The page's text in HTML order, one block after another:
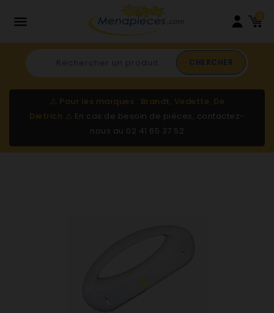
 0
CHERCHER
⚠️ Pour les marques : Brandt, Vedette, De
Dietrich ⚠️ En cas de besoin de pièces, contactez-
nous au 02 41 65 37 52